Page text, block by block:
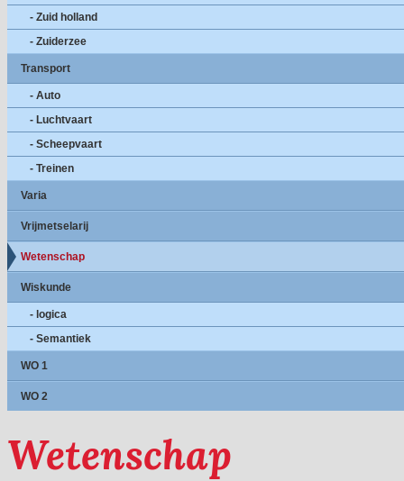
- Zuid holland
- Zuiderzee
Transport
- Auto
- Luchtvaart
- Scheepvaart
- Treinen
Varia
Vrijmetselarij
Wetenschap
Wiskunde
- logica
- Semantiek
WO 1
WO 2
Wetenschap